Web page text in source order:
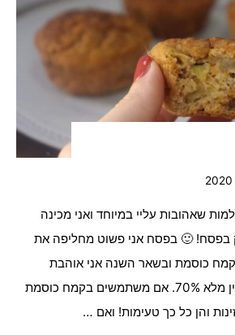
שאהובות עליי במיוחד ואני מכינה
בפסח! 🙂 בפסח אני פשוט מחליפה את
כוסמת ובשאר השנה אני אוהבת
להשתמש בקמח כוסמין מלא 70%. אם משתמשים בקמח כוסמת
והן כל כך טעימות! ואם …